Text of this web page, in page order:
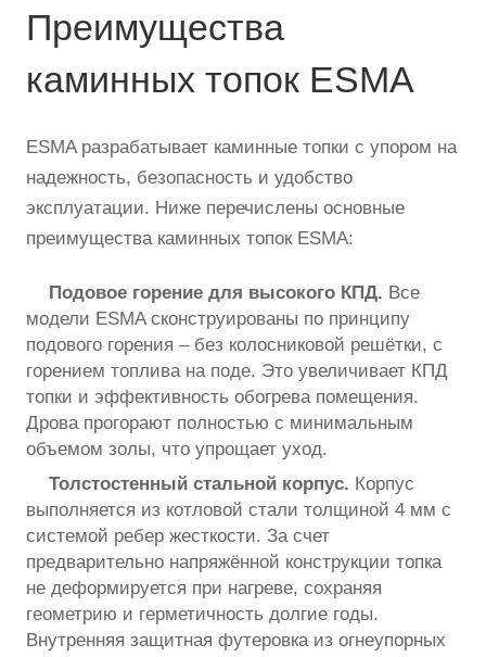
Преимущества
каминных топок ESMA
ESMA разрабатывает каминные топки с упором на
надежность, безопасность и удобство
эксплуатации. Ниже перечислены основные
преимущества каминных топок ESMA:
Подовое горение для высокого КПД. Все
модели ESMA сконструированы по принципу
подового горения – без колосниковой решётки, с
горением топлива на поде. Это увеличивает КПД
топки и эффективность обогрева помещения.
Дрова прогорают полностью с минимальным
объемом золы, что упрощает уход.
Толстостенный стальной корпус. Корпус
выполняется из котловой стали толщиной 4 мм с
системой ребер жесткости. За счет
предварительно напряжённой конструкции топка
не деформируется при нагреве, сохраняя
геометрию и герметичность долгие годы.
Внутренняя защитная футеровка из огнеупорных